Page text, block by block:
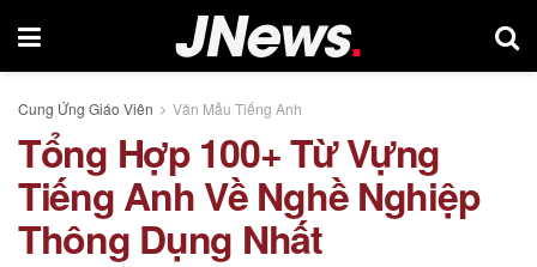
Cung Ứng Giáo Viên Văn Mẫu Tiếng Anh
Tổng Hợp 100+ Từ Vựng
Tiếng Anh Về Nghề Nghiệp
Thông Dụng Nhất